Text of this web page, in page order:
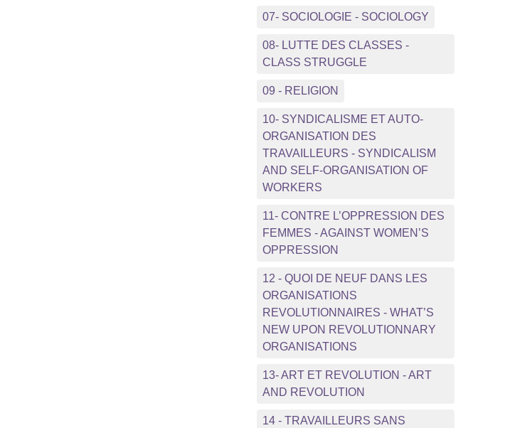
07- SOCIOLOGIE - SOCIOLOGY
08- LUTTE DES CLASSES -
CLASS STRUGGLE
09 - RELIGION
10- SYNDICALISME ET AUTO-
ORGANISATION DES
TRAVAILLEURS - SYNDICALISM
AND SELF-ORGANISATION OF
WORKERS
11- CONTRE L’OPPRESSION DES
FEMMES - AGAINST WOMEN’S
OPPRESSION
12 - QUOI DE NEUF DANS LES
ORGANISATIONS
REVOLUTIONNAIRES - WHAT’S
NEW UPON REVOLUTIONNARY
ORGANISATIONS
13- ART ET REVOLUTION - ART
AND REVOLUTION
14 - TRAVAILLEURS SANS